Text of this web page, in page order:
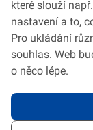
2026 © VeV-VA
které slouží
nastavení a to,
Pro ukládání
souhlas. Web
o něco lépe.